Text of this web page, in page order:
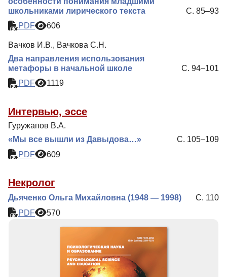
школьниками лирического текста
С. 85–93
PDF
606
Вачков И.В., Вачкова С.Н.
Два направления использования
метафоры в начальной школе
С. 94–101
PDF
1119
Интервью, эссе
Гуружапов В.А.
«Мы все вышли из Давыдова…»
С. 105–109
PDF
609
Некролог
Дьяченко Ольга Михайловна (1948 — 1998)
С. 110
PDF
570